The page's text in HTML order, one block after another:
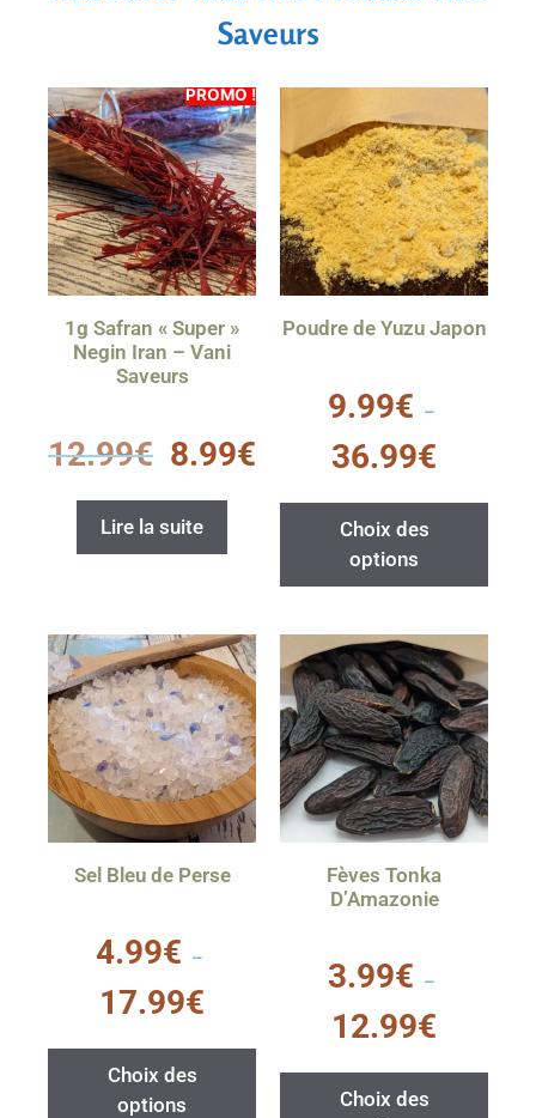
Saveurs
PROMO !
1g Safran « Super »
Negin Iran – Vani
Saveurs
s
u
5
12.99€ 8.99€
Lire la suite
Poudre de Yuzu Japon
s
u
5
9.99€ –
36.99€
Choix des
options
Sel Bleu de Perse
s
u
5
4.99€ –
17.99€
Choix des
options
Fèves Tonka
D’Amazonie
s
u
5
3.99€ –
12.99€
Choix des